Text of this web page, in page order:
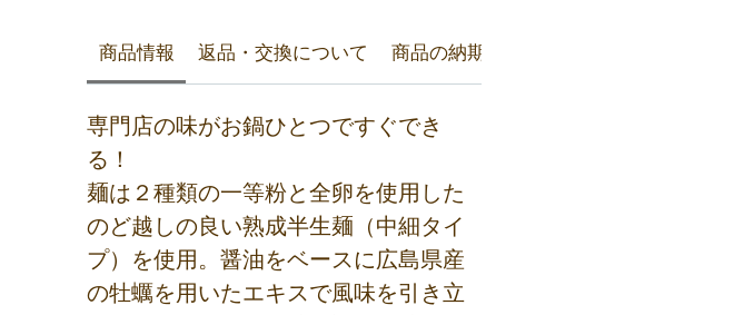
商品情報 返品・交換について 商品の納期について
専門店の味がお鍋ひとつですぐでき
る！
麺は２種類の一等粉と全卵を使用した
のど越しの良い熟成半生麺（中細タイ
プ）を使用。醤油をベースに広島県産
の牡蠣を用いたエキスで風味を引き立